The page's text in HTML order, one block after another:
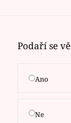
Podaří se
Ano
Ne